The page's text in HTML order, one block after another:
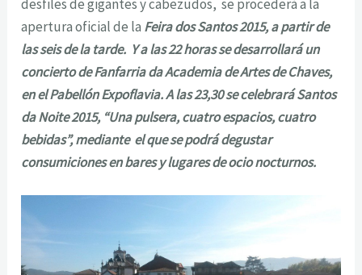
desfiles de gigantes y cabezudos, se procederá a la
apertura oficial de la Feira dos Santos 2015, a partir de
las seis de la tarde. Y a las 22 horas se desarrollará un
concierto de Fanfarria da Academia de Artes de Chaves,
en el Pabellón Expoflavia. A las 23,30 se celebrará Santos
da Noite 2015, “Una pulsera, cuatro espacios, cuatro
bebidas”, mediante el que se podrá degustar
consumiciones en bares y lugares de ocio nocturnos.